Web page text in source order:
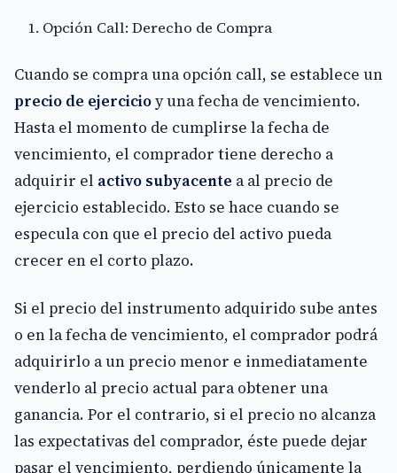
Opción Call: Derecho de Compra
Cuando se compra una opción call, se establece un
precio de ejercicioy una fecha de vencimiento.
Hasta el momento de cumplirse la fecha de
vencimiento, el comprador tiene derecho a
adquirir el activo subyacente a al precio de
ejercicio establecido. Esto se hace cuando se
especula con que el precio del activo pueda
crecer en el corto plazo.
Si el precio del instrumento adquirido sube antes
o en la fecha de vencimiento, el comprador podrá
adquirirlo a un precio menor e inmediatamente
venderlo al precio actual para obtener una
ganancia. Por el contrario, si el precio no alcanza
las expectativas del comprador, éste puede dejar
pasar el vencimiento, perdiendo únicamente la